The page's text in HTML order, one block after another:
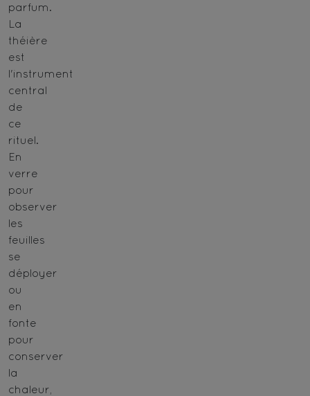
parfum.
La
théière
est
l'instrument
central
de
ce
rituel.
En
verre
pour
observer
les
feuilles
se
déployer
ou
en
fonte
pour
conserver
la
chaleur,